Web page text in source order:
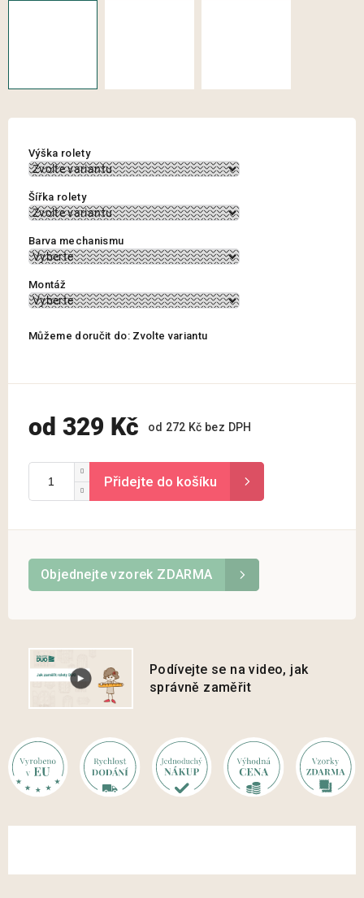
od 329 Kč od 272 Kč bez DPH
Výška rolety
Šířka rolety
Barva mechanismu
Montáž
Můžeme doručit do: Zvolte variantu
Objednejte vzorek ZDARMA
Podívejte se na video, jak
správně zaměřit